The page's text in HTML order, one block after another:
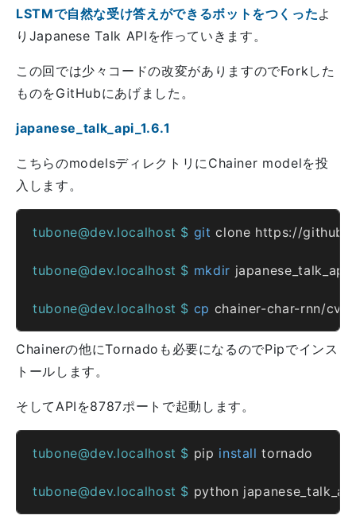
LSTMで自然な受け答えができるボットをつくったよ
りJapanese Talk APIを作っていきます。
この回では少々コードの改変がありますのでForkした
ものをGitHubにあげました。
japanese_talk_api_1.6.1
こちらのmodelsディレクトリにChainer modelを投
入します。
tubone@dev.localhost $ git
tubone@dev.localhost $ mkdir
tubone@dev.localhost $ cp
Chainerの他にTornadoも必要になるのでPipでインス
トールします。
そしてAPIを8787ポートで起動します。
tubone@dev.localhost $ pip install
tubone@dev.localhost $ python